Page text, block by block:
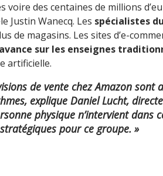
voire des centaines de millions
Justin Wanecq. Les spécialistes
de magasins. Les sites d’e-
sur les enseignes
artificielle.
de vente chez Amazon sont
explique Daniel Lucht,
physique n’intervient dans
pour ce groupe. »